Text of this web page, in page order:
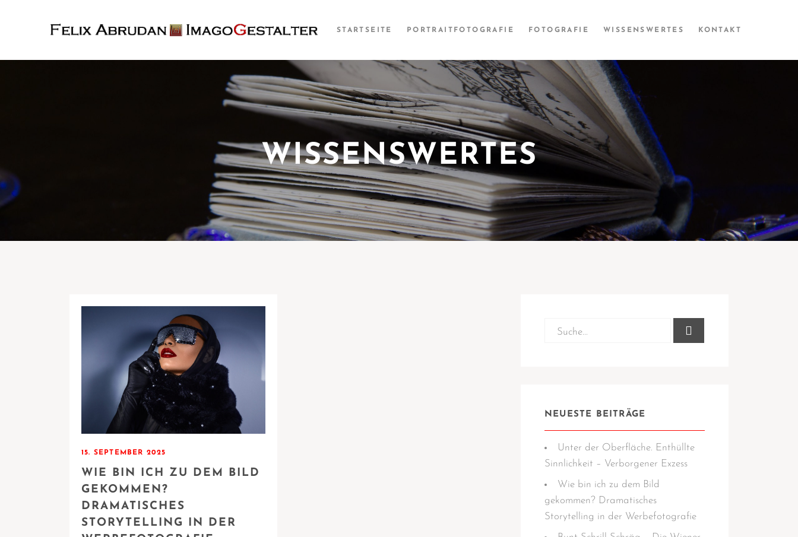
STARTSEITE PORTRAITFOTOGRAFIE FOTOGRAFIE WISSENS­­WERTES KONTAKT
WISSENSWERTES
15. SEPTEMBER 2025
WIE BIN ICH ZU DEM BILD
GEKOMMEN?
DRAMATISCHES
STORYTELLING IN DER
NEUESTE BEITRÄGE
Unter der Oberfläche. Enthüllte
Sinnlichkeit – Verborgener Exzess
Wie bin ich zu dem Bild
gekommen? Dramatisches
Storytelling in der Werbefotografie